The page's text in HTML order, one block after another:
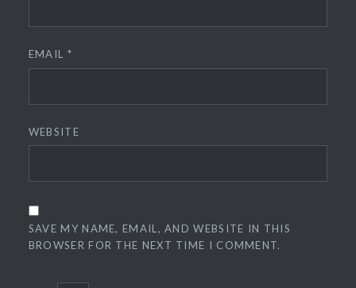
EMAIL *
WEBSITE
SAVE MY NAME, EMAIL, AND WEBSITE IN THIS
BROWSER FOR THE NEXT TIME I COMMENT.